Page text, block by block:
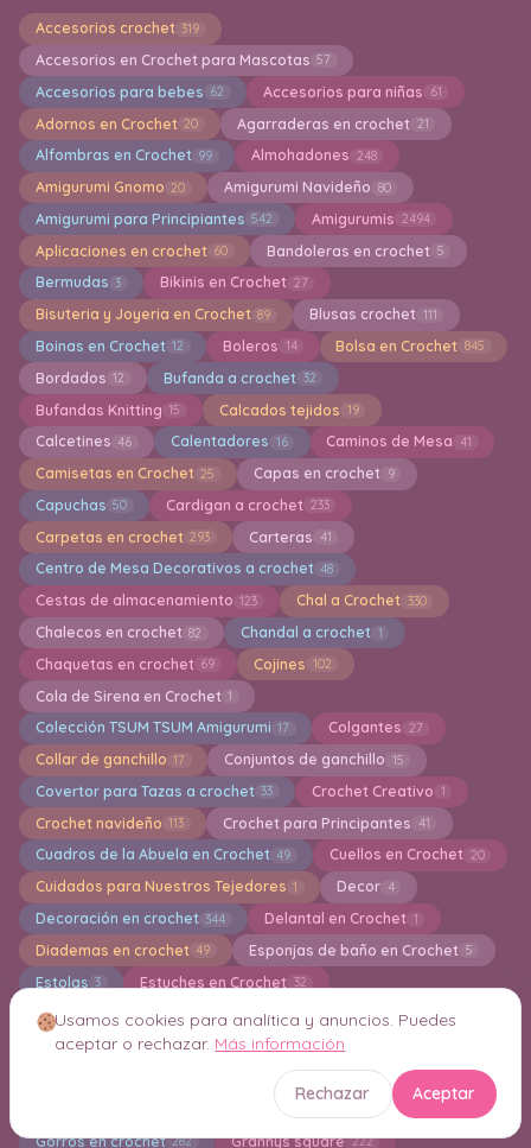
Accesorios crochet 319
Accesorios en Crochet para Mascotas 57
Accesorios para bebes 62 Accesorios para niñas 61
Adornos en Crochet 20 Agarraderas en crochet 21
Alfombras en Crochet 99 Almohadones 248
Amigurumi Gnomo 20 Amigurumi Navideño 80
Amigurumi para Principiantes 542 Amigurumis 2494
Aplicaciones en crochet 60 Bandoleras en crochet 5
Bermudas 3 Bikinis en Crochet 27
Bisuteria y Joyeria en Crochet 89 Blusas crochet 111
Boinas en Crochet 12 Boleros 14 Bolsa en Crochet 845
Bordados 12 Bufanda a crochet 32
Bufandas Knitting 15 Calcados tejidos 19
Calcetines 46 Calentadores 16 Caminos de Mesa 41
Camisetas en Crochet 25 Capas en crochet 9
Capuchas 50 Cardigan a crochet 233
Carpetas en crochet 293 Carteras 41
Centro de Mesa Decorativos a crochet 48
Cestas de almacenamiento 123 Chal a Crochet 330
Chalecos en crochet 82 Chandal a crochet 1
Chaquetas en crochet 69 Cojines 102
Cola de Sirena en Crochet 1
Colección TSUM TSUM Amigurumi 17 Colgantes 27
Collar de ganchillo 17 Conjuntos de ganchillo 15
Covertor para Tazas a crochet 33 Crochet Creativo 1
Crochet navideño 113 Crochet para Principantes 41
Cuadros de la Abuela en Crochet 49 Cuellos en Crochet 20
Cuidados para Nuestros Tejedores 1 Decor 4
Decoración en crochet 344 Delantal en Crochet 1
Diademas en crochet 49 Esponjas de baño en Crochet 5
Estolas 3 Estuches en Crochet 32
Faldas largas y cortas a crochet 47 Flores en crochet
Free patterns amigurumi 2195 Fundas en Crochet
26
Gorros en crochet 282 Grannys square 222
Usamos cookies para analítica y anuncios. Puedes
aceptar o rechazar. Más información
Rechazar Aceptar